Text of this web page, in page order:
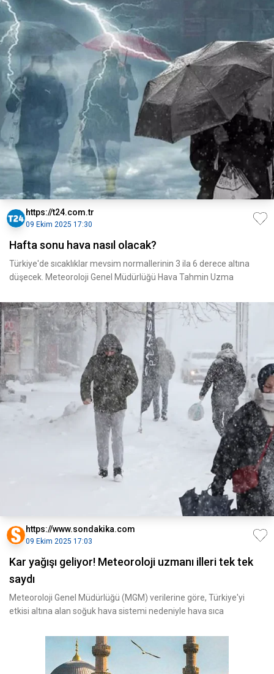
https://t24.com.tr
09 Ekim 2025 17:30
Hafta sonu hava nasıl olacak?
Türkiye'de sıcaklıklar mevsim normallerinin 3 ila 6 derece altına
düşecek. Meteoroloji Genel Müdürlüğü Hava Tahmin Uzma
https://www.sondakika.com
09 Ekim 2025 17:03
Kar yağışı geliyor! Meteoroloji uzmanı illeri tek tek
saydı
Meteoroloji Genel Müdürlüğü (MGM) verilerine göre, Türkiye'yi
etkisi altına alan soğuk hava sistemi nedeniyle hava sıca